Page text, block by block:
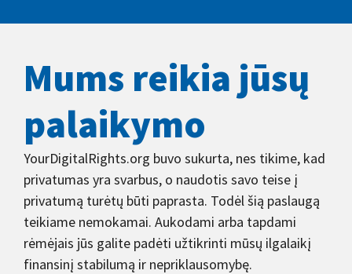
Mums reikia jūsų
palaikymo
YourDigitalRights.org buvo sukurta, nes tikime, kad
privatumas yra svarbus, o naudotis savo teise į
privatumą turėtų būti paprasta. Todėl šią paslaugą
teikiame nemokamai. Aukodami arba tapdami
rėmėjais jūs galite padėti užtikrinti mūsų ilgalaikį
finansinį stabilumą ir nepriklausomybę.